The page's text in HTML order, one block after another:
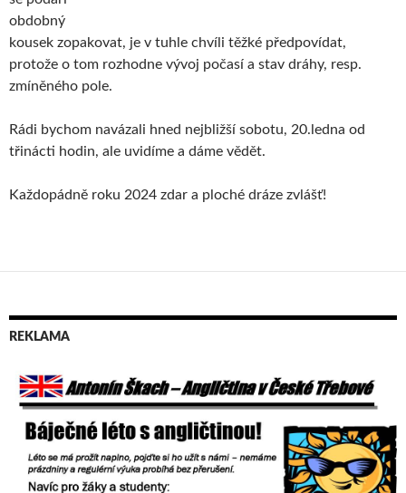
obdobný
kousek zopakovat, je v tuhle chvíli těžké předpovídat,
protože o tom rozhodne vývoj počasí a stav dráhy, resp.
zmíněného pole.
Rádi bychom navázali hned nejbližší sobotu, 20.ledna od
třinácti hodin, ale uvidíme a dáme vědět.
Každopádně roku 2024 zdar a ploché dráze zvlášť!
REKLAMA